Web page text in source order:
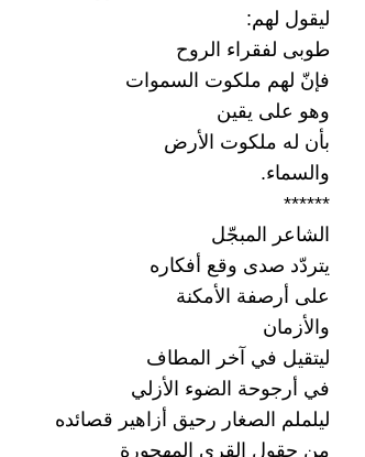
ليقول لهم:
طوبى لفقراء الروح
فإنّ لهم ملكوت السموات
وهو على يقين
بأن له ملكوت الأرض
والسماء.
******
الشاعر المبجّل
يتردّد صدى وقع أفكاره
على أرصفة الأمكنة
والأزمان
ليتقيل في آخر المطاف
في أرجوحة الضوء الأزلي
ليلملم الصغار رحيق أزاهير قصائده
من حقول القرى المهجورة